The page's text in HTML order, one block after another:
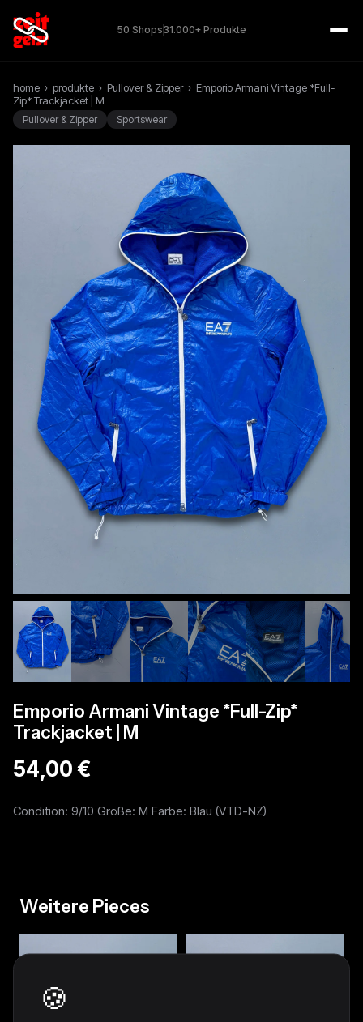
50 Shops31.000+ Produkte
home › produkte › Pullover & Zipper › Emporio Armani Vintage *Full-
Zip* Trackjacket | M
Pullover & Zipper Sportswear
Emporio Armani Vintage *Full-Zip*
Trackjacket | M
54,00 €
Condition: 9/10 Größe: M Farbe: Blau (VTD-NZ)
Weitere Pieces
🍪